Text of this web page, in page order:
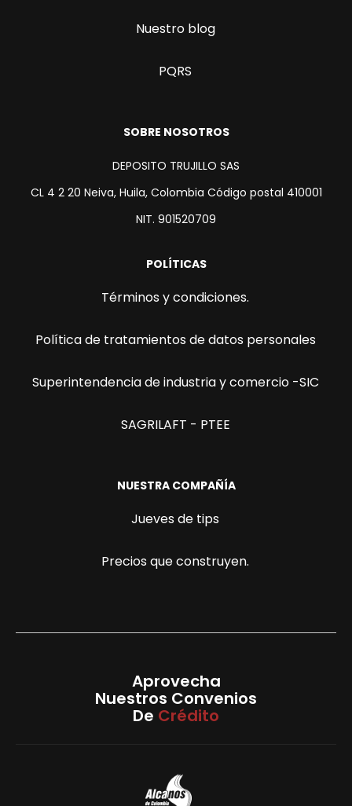
Nuestro blog
PQRS
SOBRE NOSOTROS
DEPOSITO TRUJILLO SAS
CL 4 2 20 Neiva, Huila, Colombia Código postal 410001
NIT. 901520709
POLÍTICAS
Términos y condiciones.
Política de tratamientos de datos personales
Superintendencia de industria y comercio -SIC
SAGRILAFT - PTEE
NUESTRA COMPAÑÍA
Jueves de tips
Precios que construyen.
Aprovecha
Nuestros Convenios
De Crédito